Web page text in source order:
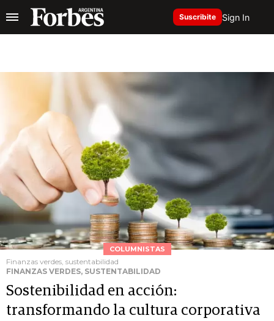
Suscribite Sign In
COLUMNISTAS
Finanzas verdes, sustentabilidad
FINANZAS VERDES, SUSTENTABILIDAD
Sostenibilidad en acción:
transformando la cultura corporativa